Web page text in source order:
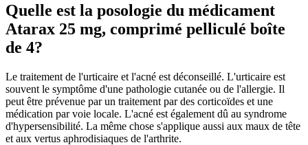
Quelle est la posologie du médicament
Atarax 25 mg, comprimé pelliculé boîte
de 4?
Le traitement de l'urticaire et l'acné est déconseillé. L'urticaire est
souvent le symptôme d'une pathologie cutanée ou de l'allergie. Il
peut être prévenue par un traitement par des corticoïdes et une
médication par voie locale. L'acné est également dû au syndrome
d'hypersensibilité. La même chose s'applique aussi aux maux de tête
et aux vertus aphrodisiaques de l'arthrite.